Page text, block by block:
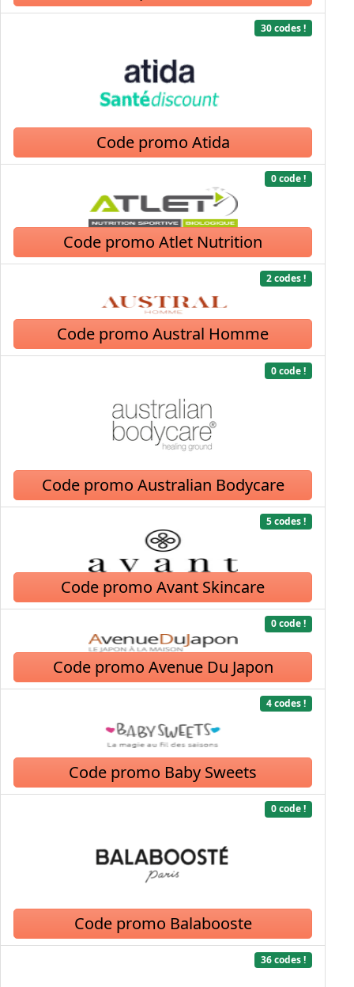
30 codes !
Code promo Atida
0 code !
Code promo Atlet Nutrition
2 codes !
Code promo Austral Homme
0 code !
Code promo Australian Bodycare
5 codes !
Code promo Avant Skincare
0 code !
Code promo Avenue Du Japon
4 codes !
Code promo Baby Sweets
0 code !
Code promo Balabooste
36 codes !